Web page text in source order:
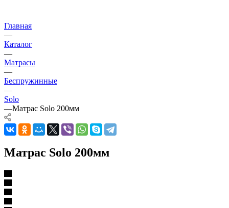
Главная
—
Каталог
—
Матрасы
—
Беспружинные
—
Solo
—Матрас Solo 200мм
Матрас Solo 200мм